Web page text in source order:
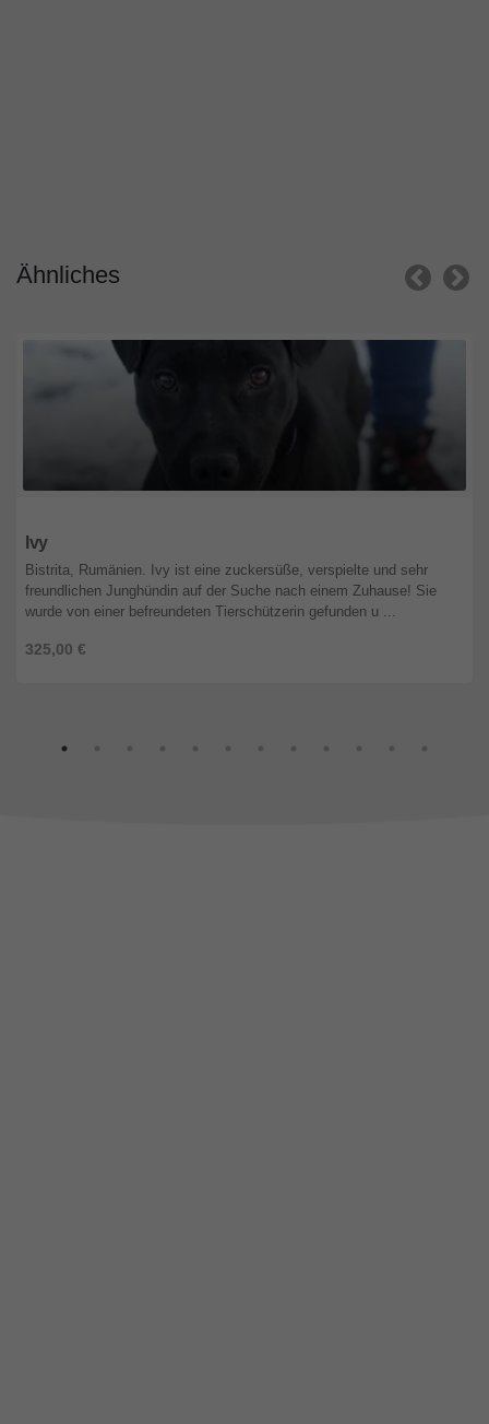
Ähnliches
Ivy
325,00 €
Bistrita, Rumänien. Ivy ist eine zuckersüße, verspielte und sehr
freundlichen Junghündin auf der Suche nach einem Zuhause! Sie
wurde von einer befreundeten Tierschützerin gefunden u ...